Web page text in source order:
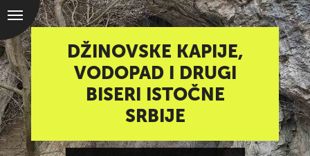
DŽINOVSKE KAPIJE,
VODOPAD I DRUGI
BISERI ISTOČNE
SRBIJE